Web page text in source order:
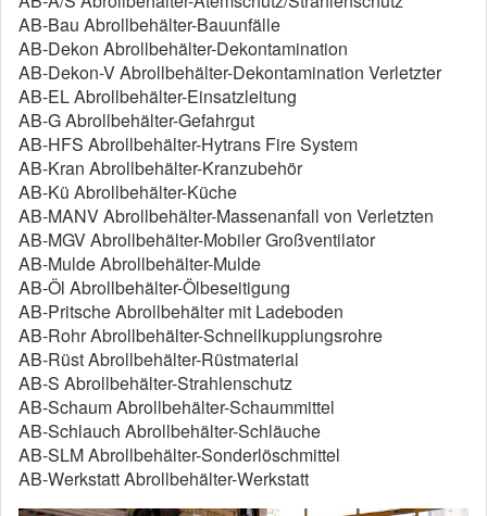
AB-Bau Abrollbehälter-Bauunfälle
AB-Dekon Abrollbehälter-Dekontamination
AB-Dekon-V Abrollbehälter-Dekontamination Verletzter
AB-EL Abrollbehälter-Einsatzleitung
AB-G Abrollbehälter-Gefahrgut
AB-HFS Abrollbehälter-Hytrans Fire System
AB-Kran Abrollbehälter-Kranzubehör
AB-Kü Abrollbehälter-Küche
AB-MANV Abrollbehälter-Massenanfall von Verletzten
AB-MGV Abrollbehälter-Mobiler Großventilator
AB-Mulde Abrollbehälter-Mulde
AB-Öl Abrollbehälter-Ölbeseitigung
AB-Pritsche Abrollbehälter mit Ladeboden
AB-Rohr Abrollbehälter-Schnellkupplungsrohre
AB-Rüst Abrollbehälter-Rüstmaterial
AB-S Abrollbehälter-Strahlenschutz
AB-Schaum Abrollbehälter-Schaummittel
AB-Schlauch Abrollbehälter-Schläuche
AB-SLM Abrollbehälter-Sonderlöschmittel
AB-Werkstatt Abrollbehälter-Werkstatt